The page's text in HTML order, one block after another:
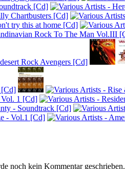
noch kein Kommentar geschrieben.